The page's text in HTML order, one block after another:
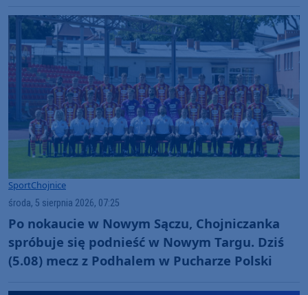
wynik"
SportChojnice
środa, 5 sierpnia 2026, 07:25
Po nokaucie w Nowym Sączu, Chojniczanka
spróbuje się podnieść w Nowym Targu. Dziś
(5.08) mecz z Podhalem w Pucharze Polski